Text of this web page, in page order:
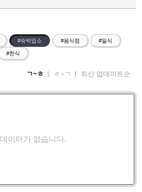
#숙박업소 #음식점 #일식
#한식
ㄱ~ㅎ ㅎ~ㄱ 최신 업데이트순
데이터가 없습니다.